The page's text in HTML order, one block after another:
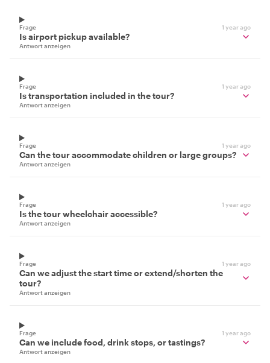
Frage 1 year ago
Is airport pickup available?
Antwort anzeigen
Frage 1 year ago
Is transportation included in the tour?
Antwort anzeigen
Frage 1 year ago
Can the tour accommodate children or large groups?
Antwort anzeigen
Frage 1 year ago
Is the tour wheelchair accessible?
Antwort anzeigen
Frage 1 year ago
Can we adjust the start time or extend/shorten the
tour?
Antwort anzeigen
Frage 1 year ago
Can we include food, drink stops, or tastings?
Antwort anzeigen